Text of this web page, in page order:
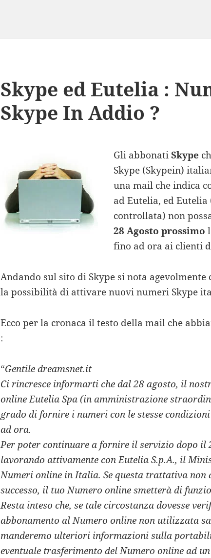
Skype ed Eutelia :
Skype In Addio ?
Gli abbonatiSkype
Skype (Skypein)
una mail che indica
ad Eutelia, ed
controllata) non
28 Agosto prossimo
fino ad ora ai clienti
Andando sul sito di Skype si nota agevolmente
la possibilità di attivare nuovi numeri Skype
Ecco per la cronaca il testo della mail che
:
“Gentile dreamsnet.it
Ci rincresce informarti che dal 28 agosto, il
online Eutelia Spa (in amministrazione
grado di fornire i numeri con le stesse
ad ora.
Per poter continuare a fornire il servizio dopo il
lavorando attivamente con Eutelia S.p.A., il
Numeri online in Italia. Se questa trattativa non
successo, il tuo Numero online smetterà di
Resta inteso che, se tale circostanza dovesse
abbonamento al Numero online non utilizzata
manderemo ulteriori informazioni sulla
eventuale trasferimento del Numero online ad